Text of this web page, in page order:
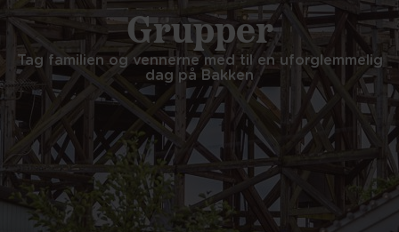
Grupper
Tag familien og vennerne med til en uforglemmelig
dag på Bakken